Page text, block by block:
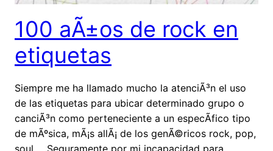
100 aÃ±os de rock en
etiquetas
Siempre me ha llamado mucho la atenciÃ³n el uso
de las etiquetas para ubicar determinado grupo o
canciÃ³n como perteneciente a un especÃ­fico tipo
de mÃºsica, mÃ¡s allÃ¡ de los genÃ©ricos rock, pop,